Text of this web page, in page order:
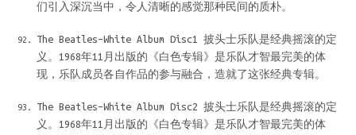
们引入深沉当中，令人清晰的感觉那种民间的质朴。
The Beatles–White Album Disc1 披头士乐队是经典摇滚的定
义。1968年11月出版的《白色专辑》是乐队才智最完美的体
现，乐队成员各自作品的参与融合，造就了这张经典专辑。
The Beatles–White Album Disc2 披头士乐队是经典摇滚的定
义。1968年11月出版的《白色专辑》是乐队才智最完美的体